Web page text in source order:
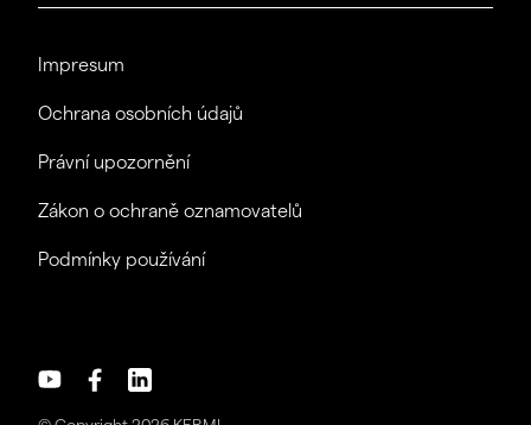
Impresum
Ochrana osobních údajů
Právní upozornění
Zákon o ochraně oznamovatelů
Podmínky používání